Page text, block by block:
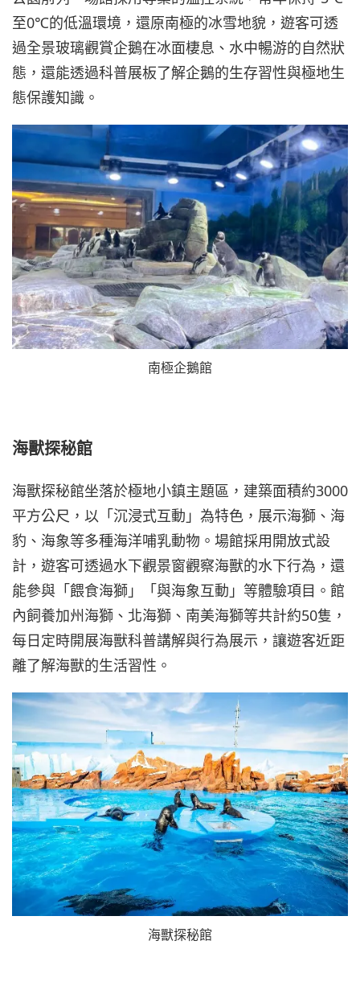
至0℃的低溫環境，還原南極的冰雪地貌，遊客可透
過全景玻璃觀賞企鵝在冰面棲息、水中暢游的自然狀
態，還能透過科普展板了解企鵝的生存習性與極地生
態保護知識。
南極企鵝館
海獸探秘館
海獸探秘館坐落於極地小鎮主題區，建築面積約3000
平方公尺，以「沉浸式互動」為特色，展示海獅、海
豹、海象等多種海洋哺乳動物。場館採用開放式設
計，遊客可透過水下觀景窗觀察海獸的水下行為，還
能參與「餵食海獅」「與海象互動」等體驗項目。館
內飼養加州海獅、北海獅、南美海獅等共計約50隻，
每日定時開展海獸科普講解與行為展示，讓遊客近距
離了解海獸的生活習性。
海獸探秘館